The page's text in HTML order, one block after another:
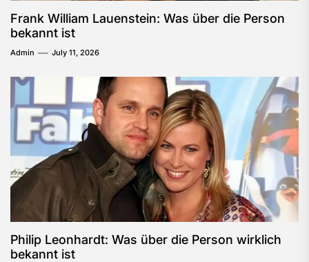
Frank William Lauenstein: Was über die Person
bekannt ist
Admin July 11, 2026
Philip Leonhardt: Was über die Person wirklich
bekannt ist